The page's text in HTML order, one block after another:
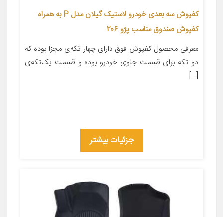
کفپوش سه بعدی خودرو لاستیک گیلان مدل P به همراه
کفپوش صندوق مناسب پژو 206
معرفی محصول کفپوش فوق دارای چهار تکه‌ی مجزا بوده که
دو تکه برای قسمت جلوی خودرو بوده و قسمت یک‌تکه‌ی
[…]
جزئیات بیشتر